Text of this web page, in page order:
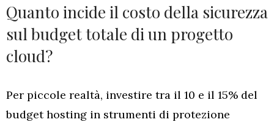
Quanto incide il costo della sicurezza
sul budget totale di un progetto
cloud?
Per piccole realtà, investire tra il 10 e il 15% del
budget hosting in strumenti di protezione